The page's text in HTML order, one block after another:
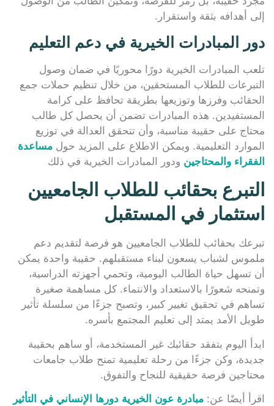
إلى أهدافه بثقة واستقرار.
دور المبادرات الخيرية في دعم التعليم
تلعب المبادرات الخيرية دورًا محوريًا في ضمان وصول
التبرعات للطلاب المستحقين، من خلال تنظيم حملات جمع
الحقائب وفرزها وتوزيعها بطريقة تحافظ على كرامة
المستفيدين. هذه المبادرات تضمن أن يحصل كل طالب
محتاج على حقيبة مناسبة، وأن تتحقق العدالة في توزيع
الموارد التعليمية. ويمكن الاطلاع على المزيد حول مساعدة
الفقراء والمحتاجين ودور المبادرات الخيرية في ذلك
التبرع بحقائب للطلاب الجامعيين
استثمار في المستقبل
تبرعك بحقائب للطلاب الجامعيين هو فرصة لتقديم دعم
ملموس لشباب يسعون لبناء مستقبلهم. حقيبة واحدة يمكن
أن تسهل حياة الطالب اليومية، وتحمي أجهزته الدراسية،
وتمنحه شعورًا بالاستعداد والانتماء. كل مساهمة صغيرة
تساهم في تحقيق تغيير كبير، وتصبح جزءًا من سلسلة تأثير
طويل الأمد يمتد إلى تعليم المجتمع بأسره.
ابدأ اليوم بتفقد حقائبك غير المستخدمة، أو ساهم بحقيبة
جديدة، وكن جزءًا من رحلة تعليمية تمنح طلاب جامعات
محتاجين فرصة حقيقية للنجاح والتفوق.
اقرأ أيضًا عن: مبادرة عون الخيرية دورها الإنساني في التأثير